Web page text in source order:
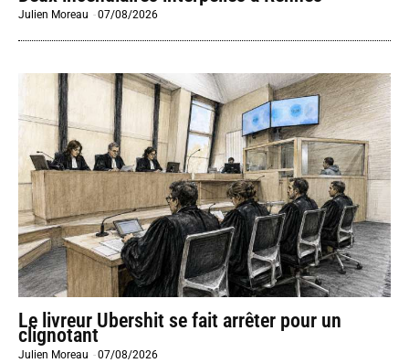
Julien Moreau -07/08/2026
Le livreur Ubershit se fait arrêter pour un
clignotant
Julien Moreau -07/08/2026